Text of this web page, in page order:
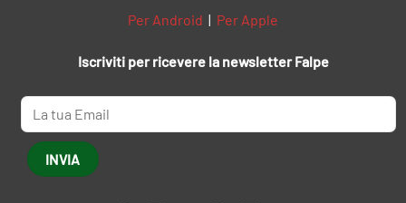
Per Android | Per Apple
Iscriviti per ricevere la newsletter Falpe